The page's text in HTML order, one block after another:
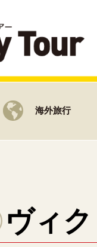
海外旅行
ヴィ